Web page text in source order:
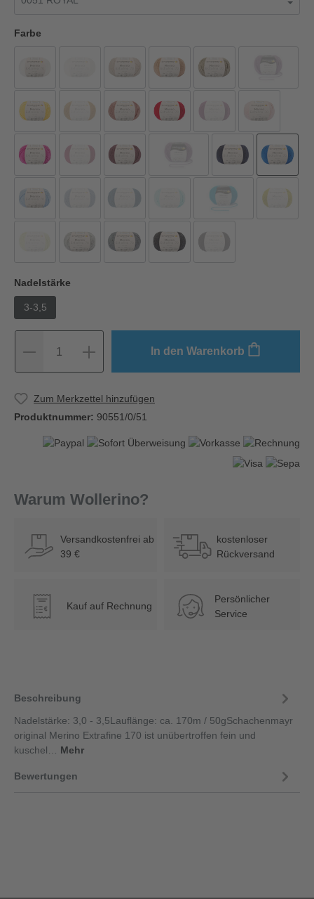
Farbe
Nadelstärke
3-3,5
1 In den Warenkorb
Zum Merkzettel hinzufügen
Produktnummer: 90551/0/51
Warum Wollerino?
Versandkostenfrei ab
39 €
kostenloser
Rückversand
€ Kauf auf Rechnung
Persönlicher
Service
Beschreibung
Nadelstärke: 3,0 - 3,5Lauflänge: ca. 170m / 50gSchachenmayr
original Merino Extrafine 170 ist unübertroffen fein und
kuschel… Mehr
Bewertungen